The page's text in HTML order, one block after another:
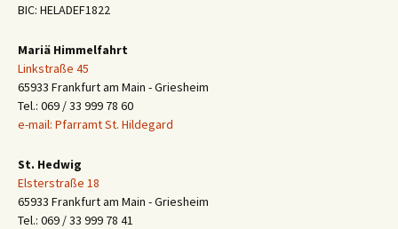
BIC: HELADEF1822
Mariä Himmelfahrt
Linkstraße 45
65933 Frankfurt am Main - Griesheim
Tel.: 069 / 33 999 78 60
e-mail: Pfarramt St. Hildegard
St. Hedwig
Elsterstraße 18
65933 Frankfurt am Main - Griesheim
Tel.: 069 / 33 999 78 41